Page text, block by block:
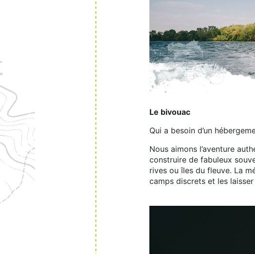
Le bivouac
Qui a besoin d’un
Nous aimons l’aventure
construire de fabuleux
rives ou îles du fleuve. La
camps discrets et les